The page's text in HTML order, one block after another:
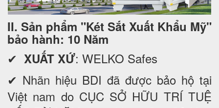
II. Sản phẩm "Két Sắt Xuất Khẩu Mỹ"
bảo hành: 10 Năm
✔ XUẤT XỨ: WELKO Safes
✔ Nhãn hiệu BDI đã được bảo hộ tại
Việt nam do CỤC SỞ HỮU TRÍ TUỆ